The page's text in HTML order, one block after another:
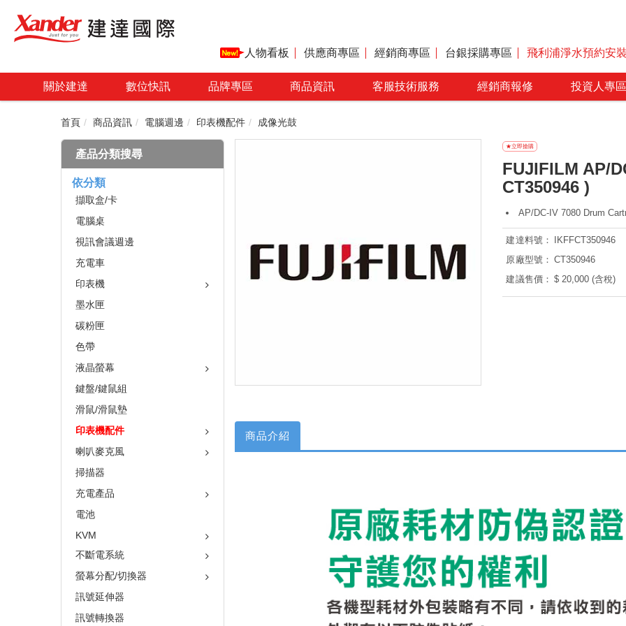
人物看板 供應商專區 經銷商專區 台銀採購專區 飛利浦淨水預約安
關於建達 數位快訊 品牌專區 商品資訊 客服技術服務 經銷商報修 投資人專區
首頁 商品資訊 電腦週邊 印表機配件 成像光鼓
產品分類搜尋
依分類
擷取盒/卡
電腦桌
視訊會議週邊
充電車
印表機
墨水匣
碳粉匣
色帶
液晶螢幕
鍵盤/鍵鼠組
滑鼠/滑鼠墊
印表機配件
喇叭麥克風
掃描器
充電產品
電池
KVM
不斷電系統
螢幕分配/切換器
訊號延伸器
訊號轉換器
FUJIFILM AP/
CT350946 )
AP/DC-IV 7080 Drum
建達料號：
IKFFCT350946
原廠型號： CT350946
建議售價： $ 20,000 (含稅)
商品介紹